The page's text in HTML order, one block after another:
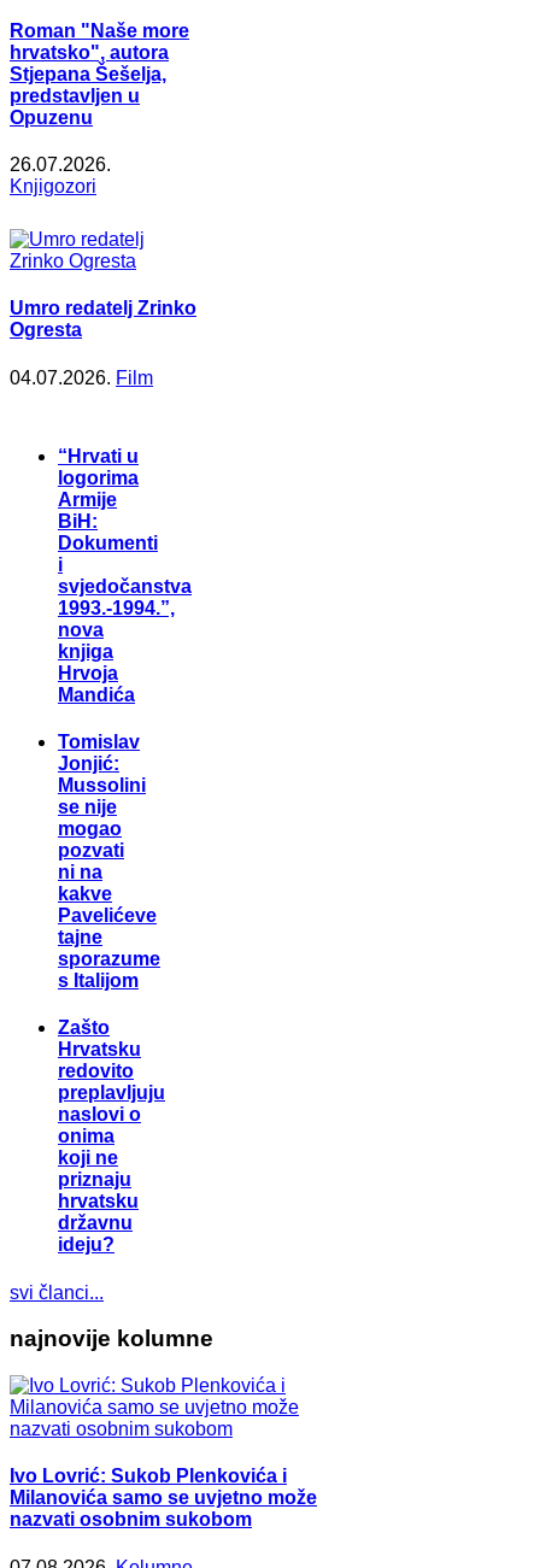
Roman "Naše more
hrvatsko", autora
Stjepana Šešelja,
predstavljen u
Opuzenu
26.07.2026.
Knjigozori
Umro redatelj Zrinko
Ogresta
04.07.2026. Film
“Hrvati u
logorima
Armije
BiH:
Dokumenti
i
svjedočanstva
1993.-1994.”,
nova
knjiga
Hrvoja
Mandića
Tomislav
Jonjić:
Mussolini
se nije
mogao
pozvati
ni na
kakve
Pavelićeve
tajne
sporazume
s Italijom
Zašto
Hrvatsku
redovito
preplavljuju
naslovi o
onima
koji ne
priznaju
hrvatsku
državnu
ideju?
svi članci...
najnovije kolumne
Ivo Lovrić: Sukob Plenkovića i
Milanovića samo se uvjetno može
nazvati osobnim sukobom